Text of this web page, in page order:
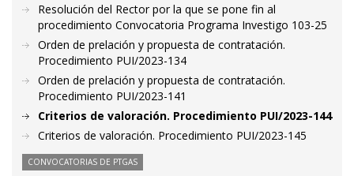
Resolución del Rector por la que se pone fin al
procedimiento Convocatoria Programa Investigo 103-25
Orden de prelación y propuesta de contratación.
Procedimiento PUI/2023-134
Orden de prelación y propuesta de contratación.
Procedimiento PUI/2023-141
Criterios de valoración. Procedimiento PUI/2023-144
Criterios de valoración. Procedimiento PUI/2023-145
CONVOCATORIAS DE PTGAS